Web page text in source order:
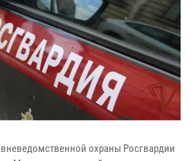
вневедомственной охраны Росгвардии